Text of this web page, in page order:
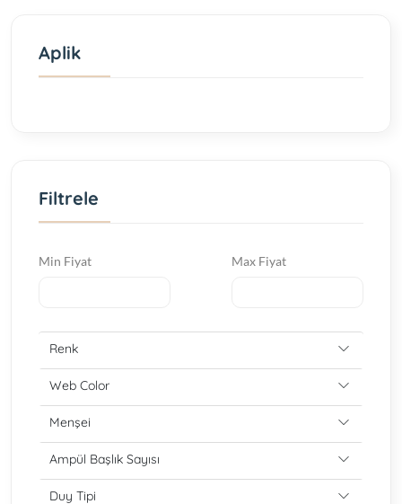
Aplik
Filtrele
Min Fiyat Max Fiyat
Renk
Web Color
Menşei
Ampül Başlık Sayısı
Duy Tipi